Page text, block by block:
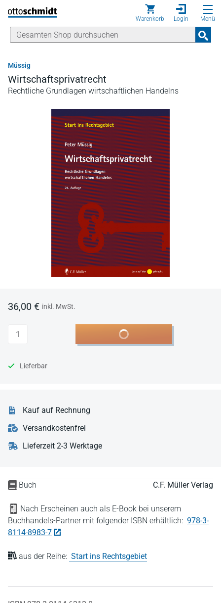
Direkt zum Inhalt
Warenkorb Login Menü
Müssig
Wirtschaftsprivatrecht
Rechtliche Grundlagen wirtschaftlichen Handelns
Buch C.F. Müller Verlag
Nach Erscheinen auch als E-Book bei unserem
Buchhandels-Partner mit folgender ISBN erhältlich: 978-3-
8114-8983-7
aus der Reihe: Start ins Rechtsgebiet
36,00 € inkl. MwSt.
Anzahl In den Warenkorb
Lieferbar
Kauf auf Rechnung
Versandkostenfrei
Lieferzeit 2-3 Werktage